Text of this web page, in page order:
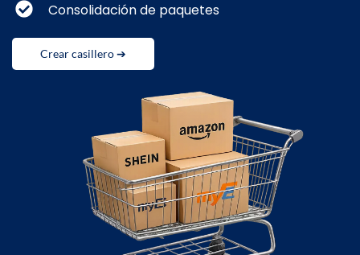
Consolidación de paquetes
Crear casillero ➔